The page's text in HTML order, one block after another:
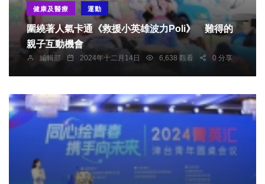
健康及醫療 運動
圍繞著人氣卡通《救援小英雄波力Poli》 難得的
親子互動機會
編輯部 2024年十二月14日 6,638 觀看 0 分享